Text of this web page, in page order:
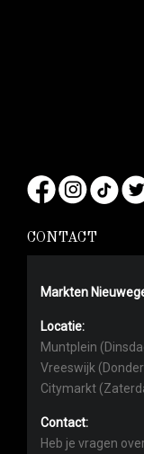
CONTACT
Markten
Locatie:
Muntplein
Vreeswijk
Citymarkt
Contact:
Heb je vragen